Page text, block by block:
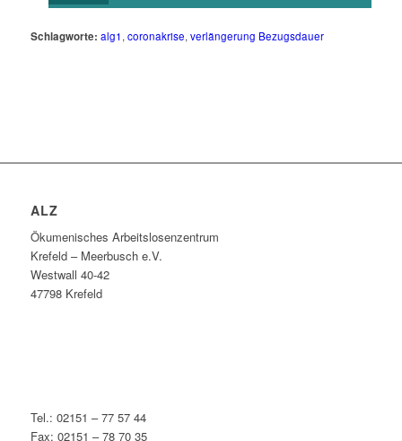
Schlagworte: alg1 , coronakrise, verlängerung Bezugsdauer
ALZ
Ökumenisches Arbeitslosenzentrum
Krefeld – Meerbusch e.V.
Westwall 40-42
47798 Krefeld
Tel.: 02151 – 77 57 44
Fax: 02151 – 78 70 35